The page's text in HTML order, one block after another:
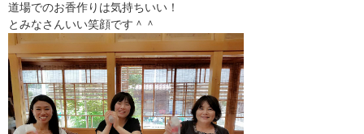
道場でのお香作りは気持ちいい！
とみなさんいい笑顔です＾＾